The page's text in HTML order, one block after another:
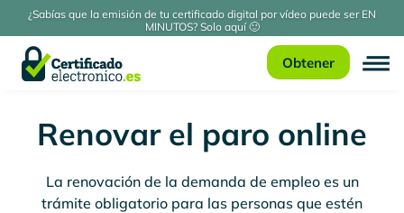
¿Sabías que la emisión de tu certificado digital por vídeo puede ser EN
MINUTOS? Solo aquí 🙂
Obtener
Renovar el paro online
La renovación de la demanda de empleo es un
trámite obligatorio para las personas que estén